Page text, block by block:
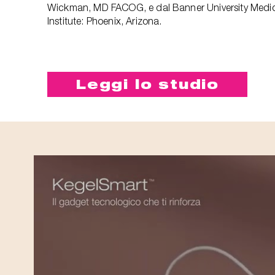
Wickman, MD FACOG, e dal Banner University
Institute: Phoenix, Arizona.
Leggi lo studio